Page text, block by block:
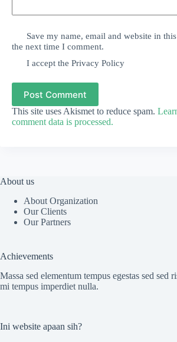
Save my name, email and website in
the next time I comment.
I accept thePrivacy Policy
Post Comment
This site uses Akismet to reduce spam.
comment data is processed.
About us
About Organization
Our Clients
Our Partners
Achievements
Massa sed elementum tempus egestas sed sed
mi tempus imperdiet nulla.
Ini website apaan sih?